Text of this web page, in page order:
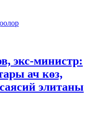
экс-министр:​​​​​​​
ач көз,
элитаны